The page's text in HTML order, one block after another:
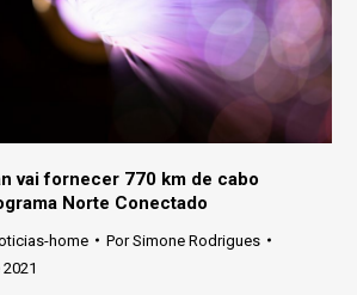
vai fornecer 770 km de cabo
Norte Conectado
home PorSimone Rodrigues